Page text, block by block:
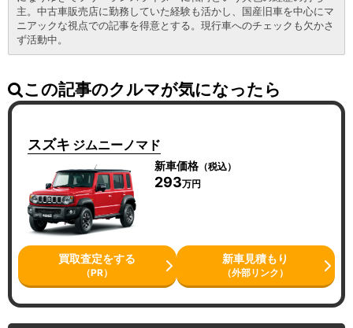
主。中古車販売店に勤務していた経験も活かし、国産旧車を中心にマ
ニアックな視点での記事を得意とする。現行車へのチェックも欠かさ
ず活動中。
この記事のクルマが気になったら
スズキ ジムニーノマド
新車価格（税込）
293万円
買取査定をする
（PR）
新車見積もり
（外部リンク）